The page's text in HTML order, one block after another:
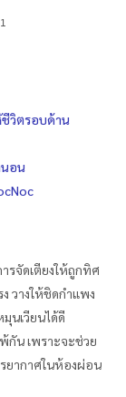
ชีวิตรอบด้าน
นอน
รจัดเตียงให้ถูกทิศ
วางให้ชิดกำแพง
นเวียนได้ดี
กัน เพราะจะช่วย
ยากาศในห้องผ่อน